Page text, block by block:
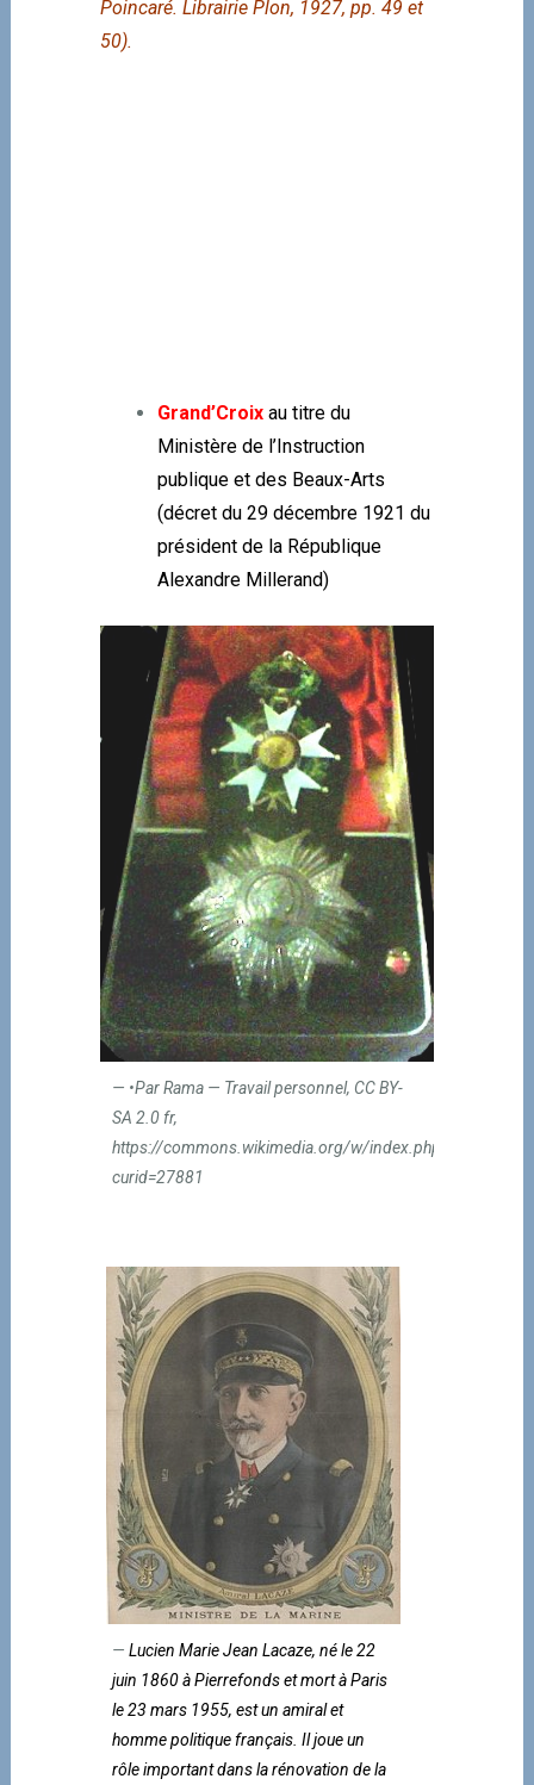
Poincaré. Librairie Plon, 1927, pp. 49 et
50).
Grand’Croix au titre du
Ministère de l’Instruction
publique et des Beaux-Arts
(décret du 29 décembre 1921 du
président de la République
Alexandre Millerand)
•Par Rama — Travail personnel, CC BY-
SA 2.0 fr,
https://commons.wikimedia.org/w/index.php?
curid=27881
Lucien Marie Jean Lacaze, né le 22
juin 1860 à Pierrefonds et mort à Paris
le 23 mars 1955, est un amiral et
homme politique français. Il joue un
rôle important dans la rénovation de la